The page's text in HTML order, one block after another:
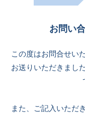
お問い
この度はお問合せい
お送りいただきまし
また、ご記入いただ